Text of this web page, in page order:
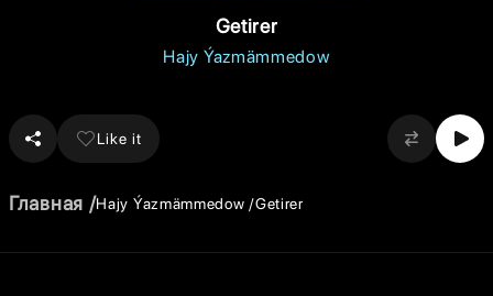
Getirer
Hajy Ýazmämmedow
Like it
Главная Hajy Ýazmämmedow Getirer